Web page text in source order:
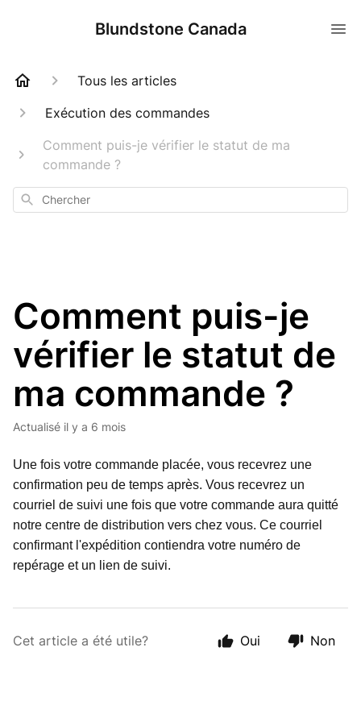
Blundstone Canada
Tous les articles
Exécution des commandes
Comment puis-je vérifier le statut de ma
commande ?
Chercher
Comment puis-je
vérifier le statut de
ma commande ?
Actualisé il y a 6 mois
Une fois votre commande placée, vous recevrez une
confirmation peu de temps après. Vous recevrez un
courriel de suivi une fois que votre commande aura quitté
notre centre de distribution vers chez vous. Ce courriel
confirmant l'expédition contiendra votre numéro de
repérage et un lien de suivi.
Cet article a été utile? Oui Non